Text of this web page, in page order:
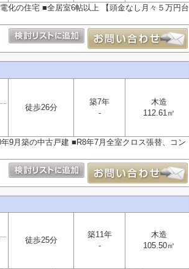
化の住宅 ■全居室6帖以上 【頭金なし月々５万円台
徒歩26分
築7年
-
木造
112.61㎡
9月築の中古戸建 ■R8年7月全室クロス張替、コン
徒歩25分
築11年
-
木造
105.50㎡